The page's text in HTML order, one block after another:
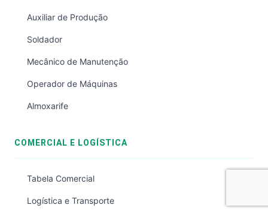
Auxiliar de Produção
Soldador
Mecânico de Manutenção
Operador de Máquinas
Almoxarife
COMERCIAL E LOGÍSTICA
Tabela Comercial
Logística e Transporte